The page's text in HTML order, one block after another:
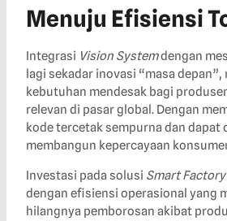
Menuju Efisiensi
Integrasi Vision Systemdengan
lagi sekadar inovasi “masa depan”,
kebutuhan mendesak bagi
relevan di pasar global. Dengan
kode tercetak sempurna dan dapat
membangun kepercayaan
Investasi pada solusi Smart Factory
dengan efisiensi operasional yang
hilangnya pemborosan akibat